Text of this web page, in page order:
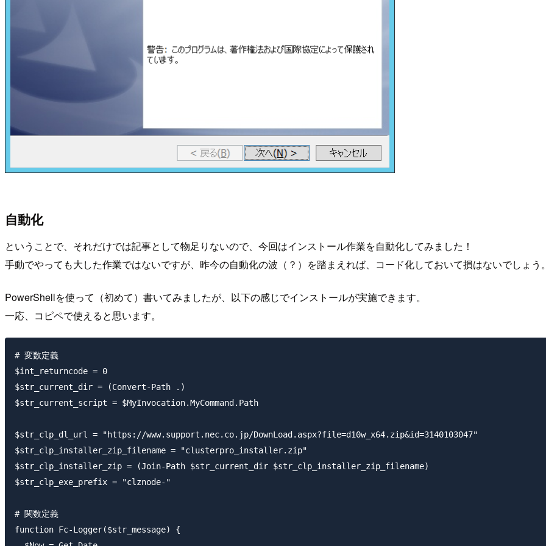
自動化
ということで、それだけでは記事として物足りないので、今回はインストール作業を自動化してみました！
手動でやっても大した作業ではないですが、昨今の自動化の波（？）を踏まえれば、コード化しておいて損はないでしょう
PowerShellを使って（初めて）書いてみましたが、以下の感じでインストールが実施できます。
一応、コピペで使えると思います。
# 変数定義
$int_returncode = 0
$str_current_dir = (Convert-Path .)
$str_current_script = $MyInvocation.MyCommand.Path
$str_clp_dl_url = "https://www.support.nec.co.jp/DownLoad.aspx?file=d10w_x64.zip&id=3140103047"
$str_clp_installer_zip_filename = "clusterpro_installer.zip"
$str_clp_installer_zip = (Join-Path $str_current_dir $str_clp_installer_zip_filename)
$str_clp_exe_prefix = "clznode-"
# 関数定義
function Fc-Logger($str_message) {